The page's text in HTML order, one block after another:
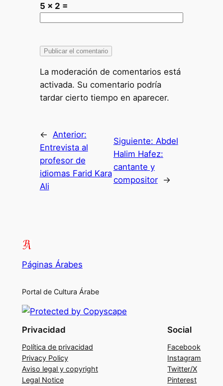
5 × 2 =
La moderación de comentarios está
activada. Su comentario podría
tardar cierto tiempo en aparecer.
← Anterior:
Entrevista al
profesor de
idiomas Farid Kara
Ali
Siguiente: Abdel
Halim Hafez:
cantante y
compositor
→
Páginas Árabes
Portal de Cultura Árabe
Privacidad
Política de privacidad
Privacy Policy
Aviso legal y copyright
Legal Notice
Social
Facebook
Instagram
Twitter/X
Pinterest